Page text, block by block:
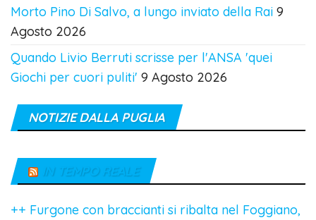
Morto Pino Di Salvo, a lungo inviato della Rai 9
Agosto 2026
Quando Livio Berruti scrisse per l'ANSA 'quei
Giochi per cuori puliti' 9 Agosto 2026
NOTIZIE DALLA PUGLIA
IN TEMPO REALE
++ Furgone con braccianti si ribalta nel Foggiano,